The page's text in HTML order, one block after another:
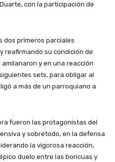
con la participación de
dos primeros parciales
reafirmando su condición de
y en una reacción
sets, para obligar al
a más de un parroquiano a
fueron las protagonistas del
y sobretodo, en la defensa
la vigorosa reacción,
duelo entre las boricuas y